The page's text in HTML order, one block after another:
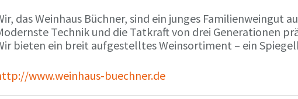
das Weinhaus Büchner, sind ein junges Familienweingut
Technik und die Tatkraft von drei Generationen
bieten ein breit aufgestelltes Weinsortiment – ein
www.weinhaus-buechner.de